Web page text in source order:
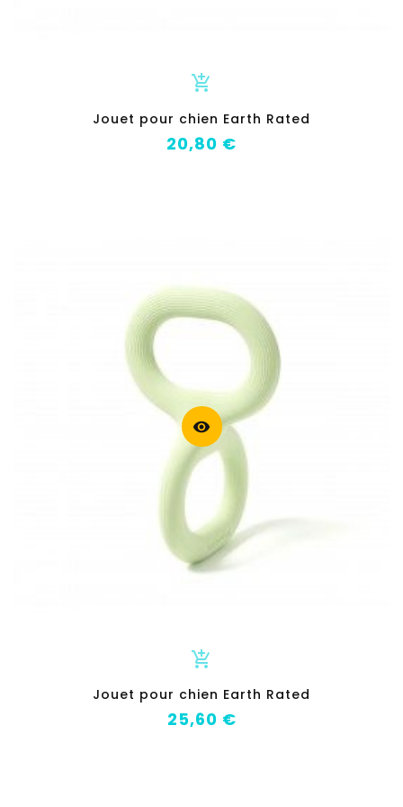
add_shopping_cart
Jouet pour chien Earth Rated
Prix
20,80 €
visibility
add_shopping_cart
Jouet pour chien Earth Rated
Prix
25,60 €